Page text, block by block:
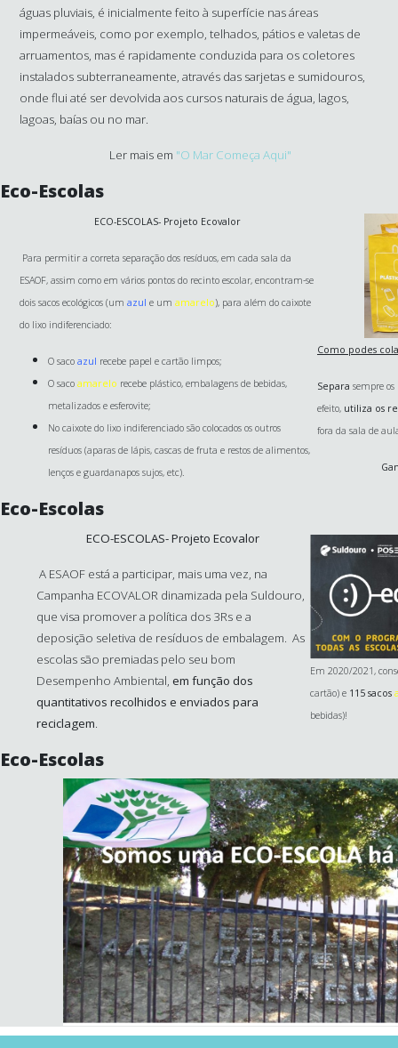
águas pluviais, é inicialmente feito à superfície nas áreas
impermeáveis, como por exemplo, telhados, pátios e valetas de
arruamentos, mas é rapidamente conduzida para os coletores
instalados subterraneamente, através das sarjetas e sumidouros,
onde flui até ser devolvida aos cursos naturais de água, lagos,
lagoas, baías ou no mar.
Ler mais em "O Mar Começa Aqui"
Eco-Escolas
ECO-ESCOLAS- Projeto Ecovalor
Para permitir a correta separação dos resíduos, em cada sala da
ESAOF, assim como em vários pontos do recinto escolar, encontram-se
dois sacos ecológicos (um azul e um amarelo), para além do caixote
do lixo indiferenciado:
O saco azul recebe papel e cartão limpos;
O saco amarelo recebe plástico, embalagens de bebidas,
metalizados e esferovite;
No caixote do lixo indiferenciado são colocados os outros
resíduos (aparas de lápis, cascas de fruta e restos de alimentos,
lenços e guardanapos sujos, etc).
Como podes
Separa sempre
efeito, utiliza os
fora da sala de
Eco-Escolas
ECO-ESCOLAS- Projeto Ecovalor
A ESAOF está a participar, mais uma vez, na
Campanha ECOVALOR dinamizada pela Suldouro,
que visa promover a política dos 3Rs e a
deposição seletiva de resíduos de embalagem. As
escolas são premiadas pelo seu bom
Desempenho Ambiental, em função dos
quantitativos recolhidos e enviados para
reciclagem.
Em 2020/2021,
cartão) e 115 sacos
bebidas)!
Eco-Escolas